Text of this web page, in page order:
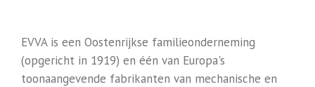
EVVA is een Oostenrijkse familieonderneming
(opgericht in 1919) en één van Europa's
toonaangevende fabrikanten van mechanische en